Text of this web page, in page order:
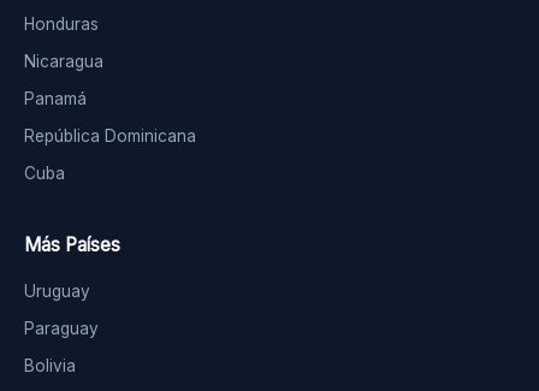
Honduras
Nicaragua
Panamá
República Dominicana
Cuba
Más Países
Uruguay
Paraguay
Bolivia